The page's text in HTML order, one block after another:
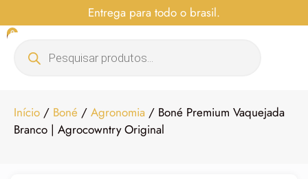
Entrega para todo o brasil.
0
Início / Boné / Agronomia / Boné Premium Vaquejada
Branco | Agrocowntry Original